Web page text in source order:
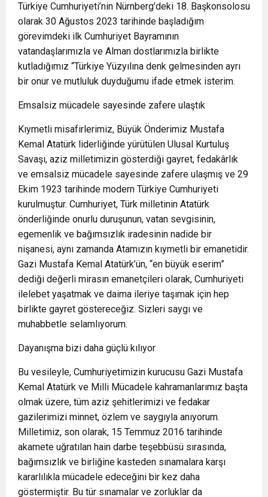
Türkiye Cumhuriyeti’nin Nürnberg’deki 18. Başkonsolosu
olarak 30 Ağustos 2023 tarihinde başladığım
görevimdeki ilk Cumhuriyet Bayramının
vatandaşlarımızla ve Alman dostlarımızla birlikte
kutladığımız “Türkiye Yüzyılına denk gelmesinden ayrı
bir onur ve mutluluk duyduğumu ifade etmek isterim.
Emsalsiz mücadele sayesinde zafere ulaştık
Kıymetli misafirlerimiz, Büyük Önderimiz Mustafa
Kemal Atatürk liderliğinde yürütülen Ulusal Kurtuluş
Savaşı, aziz milletimizin gösterdiği gayret, fedakârlık
ve emsalsiz mücadele sayesinde zafere ulaşmış ve 29
Ekim 1923 tarihinde modern Türkiye Cumhuriyeti
kurulmuştur. Cumhuriyet, Türk milletinin Atatürk
önderliğinde onurlu duruşunun, vatan sevgisinin,
egemenlik ve bağımsızlık iradesinin nadide bir
nişanesi, aynı zamanda Atamızın kıymetli bir emanetidir.
Gazi Mustafa Kemal Atatürk’ün, “en büyük eserim”
dediği değerli mirasın emanetçileri olarak, Cumhuriyeti
ilelebet yaşatmak ve daima ileriye taşımak için hep
birlikte gayret göstereceğiz. Sizleri saygı ve
muhabbetle selamlıyorum.
Dayanışma bizi daha güçlü kılıyor
Bu vesileyle, Cumhuriyetimizin kurucusu Gazi Mustafa
Kemal Atatürk ve Milli Mücadele kahramanlarımız başta
olmak üzere, tüm aziz şehitlerimizi ve fedakar
gazilerimizi minnet, özlem ve saygıyla anıyorum.
Milletimiz, son olarak, 15 Temmuz 2016 tarihinde
akamete uğratılan hain darbe teşebbüsü sırasında,
bağımsızlık ve birliğine kasteden sınamalara karşı
kararlılıkla mücadele edeceğini bir kez daha
göstermiştir. Bu tür sınamalar ve zorluklar da